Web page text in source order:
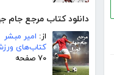
دانلود کتاب مرجع جام
از: امیر مبشر
کتاب‌های
۷۰ صفحه